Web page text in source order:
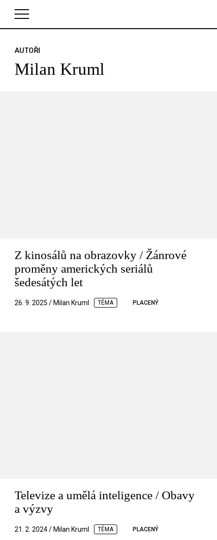
AUTOŘI
Milan Kruml
Z kinosálů na obrazovky / Žánrové
proměny amerických seriálů
šedesátých let
26. 9. 2025 / Milan Kruml TÉMA PLACENÝ
Televize a umělá inteligence / Obavy
a výzvy
21. 2. 2024 / Milan Kruml TÉMA PLACENÝ